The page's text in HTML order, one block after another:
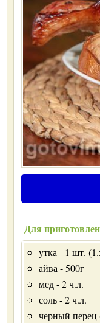
Для
утка - 1 шт.
айва - 500г
мед - 2 ч.л.
соль - 2 ч.л.
черный перец